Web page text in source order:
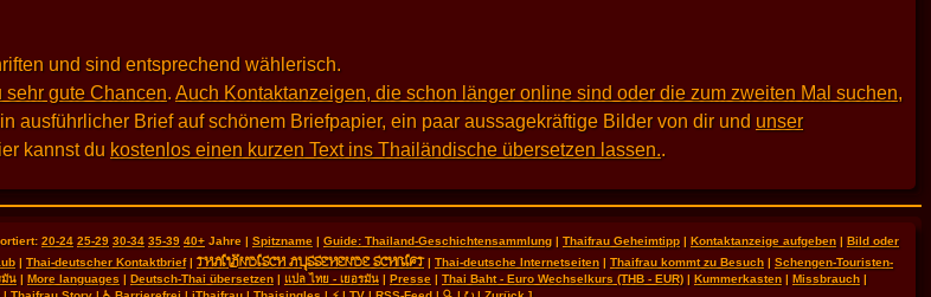
und sind entsprechend wählerisch.
sehr gute Chancen. Auch Kontaktanzeigen, die schon länger online sind oder die zum zweiten Mal suchen,
ausführlicher Brief auf schönem Briefpapier, ein paar aussagekräftige Bilder von dir und unser
kannst du kostenlos einen kurzen Text ins Thailändische übersetzen lassen..
20-24 25-29 30-34 35-39 40+ Jahre | Spitzname | Guide: Thailand-Geschichtensammlung| Thaifrau Geheimtipp| Kontaktanzeige aufgeben| Bild oder
| Thai-deutscher Kontaktbrief| THAILÄNDISCH AUSSEHENDE SCHRIFT| Thai-deutsche Internetseiten| Thaifrau kommt zu Besuch| Schengen-Touristen-
มัน| More languages | Deutsch-Thai übersetzen| แปล ไทย - เยอรมัน| Presse | Thai Baht - Euro Wechselkurs (THB - EUR)| Kummerkasten| Missbrauch|